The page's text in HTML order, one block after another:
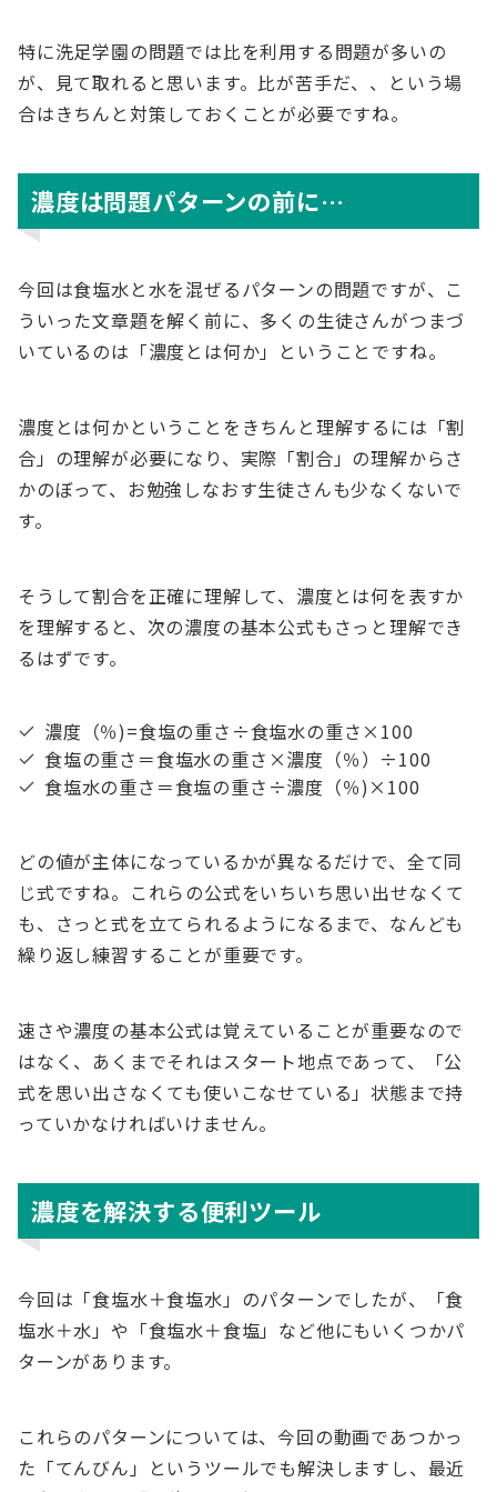
特に洗足学園の問題では比を利用する問題が多いの
が、見て取れると思います。比が苦手だ、、という場
合はきちんと対策しておくことが必要ですね。
濃度は問題パターンの前に…
今回は食塩水と水を混ぜるパターンの問題ですが、こ
ういった文章題を解く前に、多くの生徒さんがつまづ
いているのは「濃度とは何か」ということですね。
濃度とは何かということをきちんと理解するには「割
合」の理解が必要になり、実際「割合」の理解からさ
かのぼって、お勉強しなおす生徒さんも少なくないで
す。
そうして割合を正確に理解して、濃度とは何を表すか
を理解すると、次の濃度の基本公式もさっと理解でき
るはずです。
濃度（％)=食塩の重さ÷食塩水の重さ×100
食塩の重さ＝食塩水の重さ×濃度（％）÷100
食塩水の重さ＝食塩の重さ÷濃度（％)×100
どの値が主体になっているかが異なるだけで、全て同
じ式ですね。これらの公式をいちいち思い出せなくて
も、さっと式を立てられるようになるまで、なんども
繰り返し練習することが重要です。
速さや濃度の基本公式は覚えていることが重要なので
はなく、あくまでそれはスタート地点であって、「公
式を思い出さなくても使いこなせている」状態まで持
っていかなければいけません。
濃度を解決する便利ツール
今回は「食塩水＋食塩水」のパターンでしたが、「食
塩水＋水」や「食塩水＋食塩」など他にもいくつかパ
ターンがあります。
これらのパターンについては、今回の動画であつかっ
た「てんびん」というツールでも解決しますし、最近